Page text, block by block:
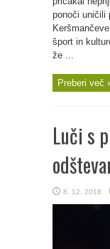
ponoči uničili
šport in
že ...
Preberi več
Luči s
8. 12. 2018